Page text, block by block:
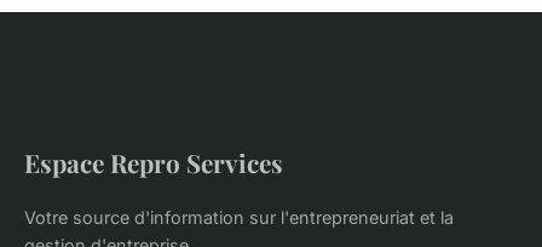
Espace Repro Services
Votre source d'information sur l'entrepreneuriat et la